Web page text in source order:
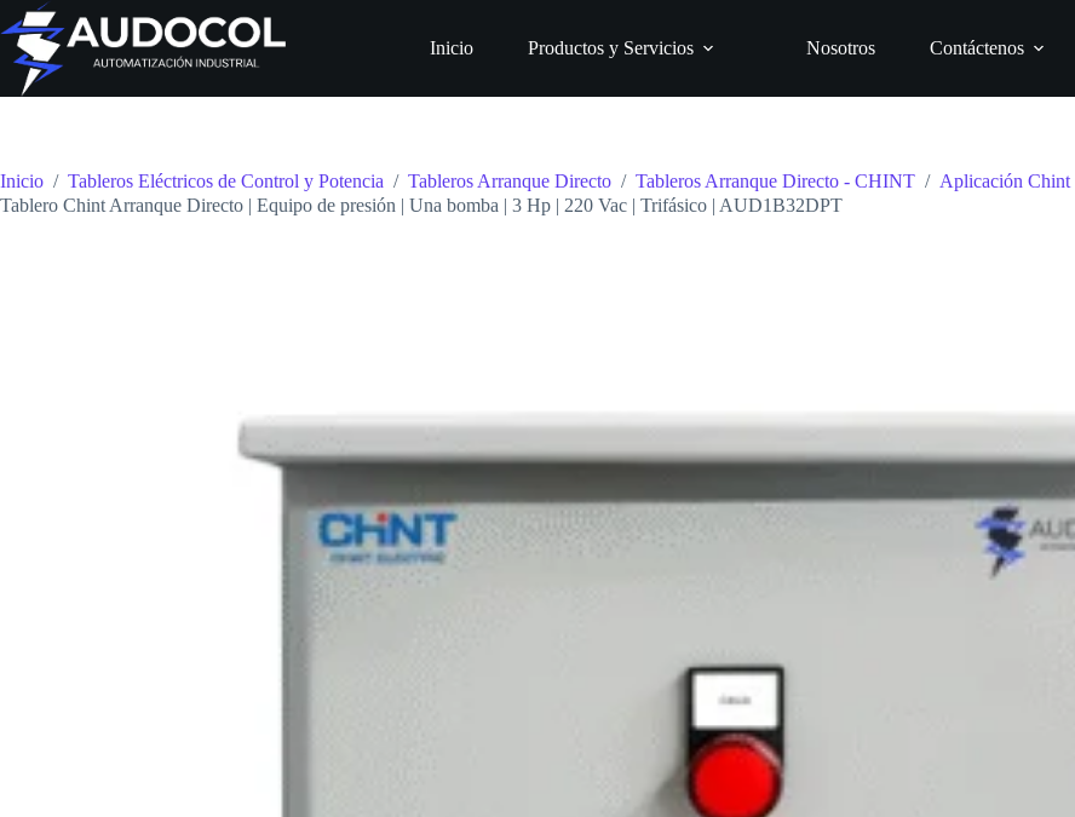
Saltar
al
contenido
Inicio Productos y Servicios Nosotros Contáctenos
Inicio / Tableros Eléctricos de Control y Potencia / Tableros Arranque Directo / Tableros Arranque Directo - CHINT / Aplicación
Tablero Chint Arranque Directo | Equipo de presión | Una bomba | 3 Hp | 220 Vac | Trifásico | AUD1B32DPT